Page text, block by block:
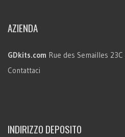
AZIENDA
GDkits.com Rue des Semailles 23C
Contattaci
INDIRIZZO DEPOSITO